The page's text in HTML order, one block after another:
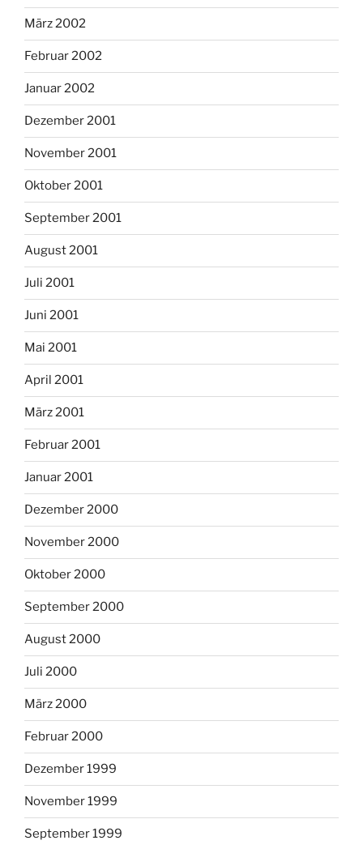
März 2002
Februar 2002
Januar 2002
Dezember 2001
November 2001
Oktober 2001
September 2001
August 2001
Juli 2001
Juni 2001
Mai 2001
April 2001
März 2001
Februar 2001
Januar 2001
Dezember 2000
November 2000
Oktober 2000
September 2000
August 2000
Juli 2000
März 2000
Februar 2000
Dezember 1999
November 1999
September 1999